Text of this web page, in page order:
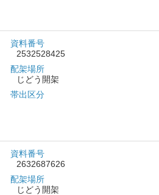
資料番号
2532528425
配架場所
じどう開架
帯出区分
資料番号
2632687626
配架場所
じどう開架